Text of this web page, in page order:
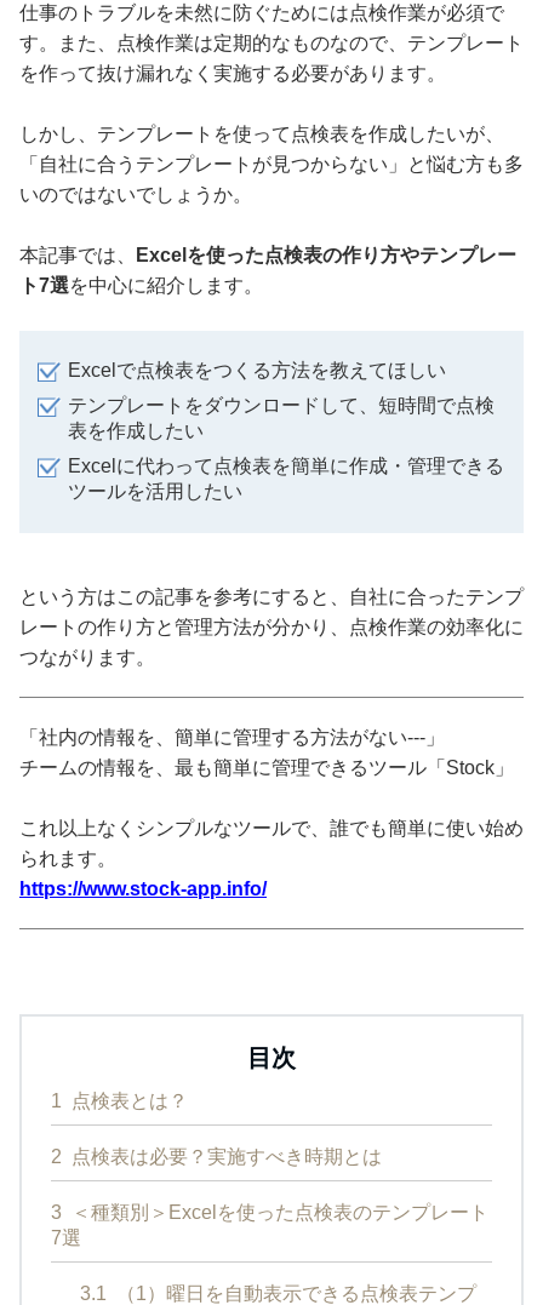
仕事のトラブルを未然に防ぐためには点検作業が必須で
す。また、点検作業は定期的なものなので、テンプレート
を作って抜け漏れなく実施する必要があります。
しかし、テンプレートを使って点検表を作成したいが、
「自社に合うテンプレートが見つからない」と悩む方も多
いのではないでしょうか。
本記事では、
Excelを使った点検表の作り方やテンプレー
ト7選を中心に紹介します。
Excelで点検表をつくる方法を教えてほしい
テンプレートをダウンロードして、短時間で点検
表を作成したい
Excelに代わって点検表を簡単に作成・管理できる
ツールを活用したい
という方はこの記事を参考にすると、自社に合ったテンプ
レートの作り方と管理方法が分かり、点検作業の効率化に
つながります。
「社内の情報を、簡単に管理する方法がない---」
チームの情報を、最も簡単に管理できるツール「Stock」
これ以上なくシンプルなツールで、誰でも簡単に使い始め
られます。
https://www.stock-app.info/
目次
1 点検表とは？
2 点検表は必要？実施すべき時期とは
3
＜種類別＞Excelを使った点検表のテンプレート
7選
3.1
（1）曜日を自動表示できる点検表テンプ